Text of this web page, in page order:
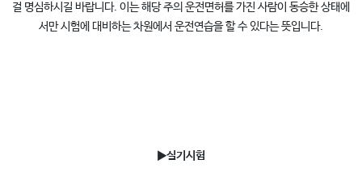
걸 명심하시길 바랍니다. 이는 해당 주의 운전면허를 가진 사람이 동승한 상태에
서만 시험에 대비하는 차원에서 운전연습을 할 수 있다는 뜻입니다.
▶실기시험